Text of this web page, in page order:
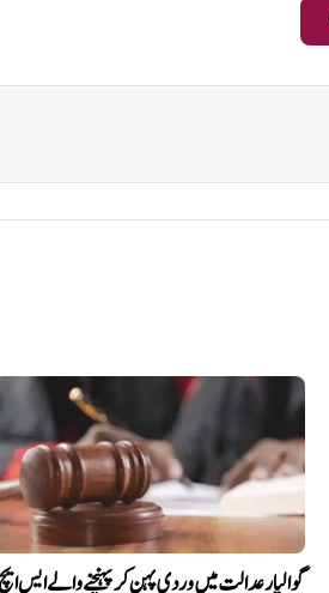
گوالیار عدالت میں وردی پہن کر پہنچنے والے ایس